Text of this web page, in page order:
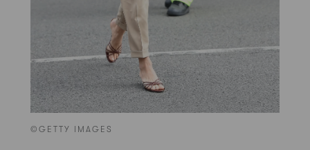
©GETTY IMAGES